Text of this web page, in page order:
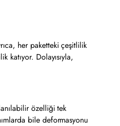
her paketteki çeşitlilik
katıyor. Dolayısıyla,
özelliği tek
bile deformasyonu